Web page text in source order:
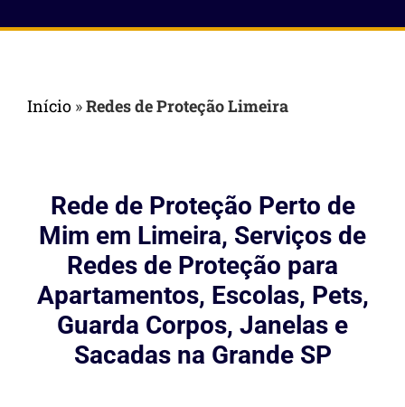
Início »Redes de Proteção Limeira
Rede de Proteção Perto de
Mim em Limeira, Serviços de
Redes de Proteção para
Apartamentos, Escolas, Pets,
Guarda Corpos, Janelas e
Sacadas na Grande SP